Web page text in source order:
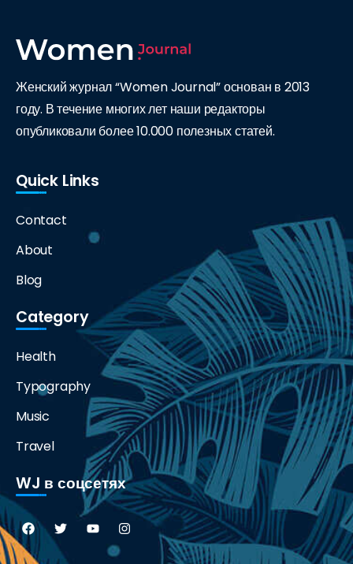
Женский журнал “Women Journal” основан в 2013
году. В течение многих лет наши редакторы
опубликовали более 10.000 полезных статей.
Quick Links
Contact
About
Blog
Category
Health
Typography
Music
Travel
WJ в соцсетях